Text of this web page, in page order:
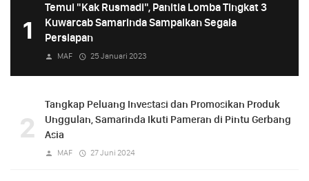
1
Temui "Kak Rusmadi", Panitia Lomba Tingkat 3
Kuwarcab Samarinda Sampaikan Segala
Persiapan
MAF 25 Januari 2023
2
Tangkap Peluang Investasi dan Promosikan Produk
Unggulan, Samarinda Ikuti Pameran di Pintu Gerbang
Asia
MAF 27 Juni 2024